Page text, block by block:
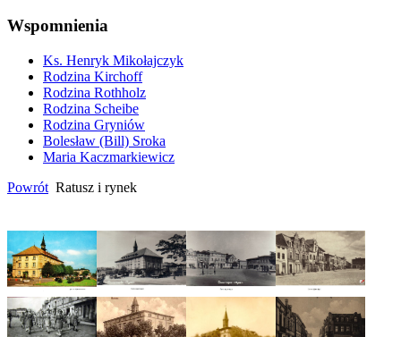
Wspomnienia
Ks. Henryk Mikołajczyk
Rodzina Kirchoff
Rodzina Rothholz
Rodzina Scheibe
Rodzina Gryniów
Bolesław (Bill) Sroka
Maria Kaczmarkiewicz
Powrót Ratusz i rynek